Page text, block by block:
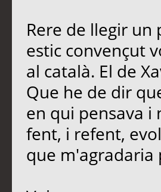
Rere de llegir
estic convençut
al català. El de
Que he de dir
en qui pensava i
fent, i refent,
que m'agradaria